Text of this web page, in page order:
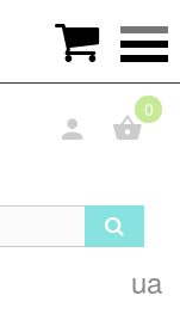
0
ua
